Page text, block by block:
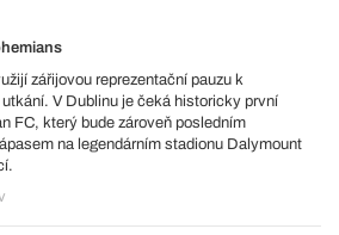
zářijovou reprezentační pauzu k
V Dublinu je čeká historicky první
FC, který bude zároveň posledním
na legendárním stadionu Dalymount